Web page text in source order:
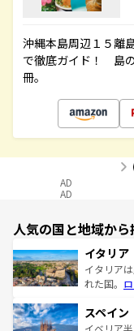
沖縄本島周辺１５離
で徹底ガイド！ 島
冊。
AD
AD
人気の国と地域から
イタリア
イタリア
れた国。
ろん、ト
景など、
スペイン
イベリア